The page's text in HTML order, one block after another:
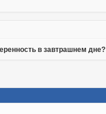
в завтрашнем дне?